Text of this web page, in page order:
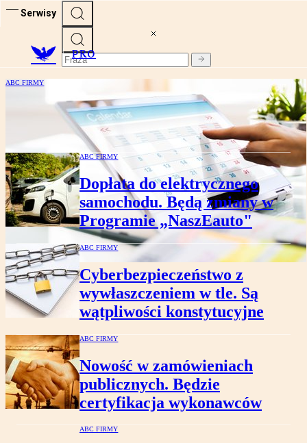
Serwisy
PRO
ABC FIRMY
Jak liczyć przedawnienie roszczeń
wekslowych? Sąd Najwyższy zdecydował
ABC FIRMY
Dopłata do elektrycznego
samochodu. Będą zmiany w
Programie „NaszEauto"
ABC FIRMY
Cyberbezpieczeństwo z
wywłaszczeniem w tle. Są
wątpliwości konstytucyjne
ABC FIRMY
Nowość w zamówieniach
publicznych. Będzie
certyfikacja wykonawców
ABC FIRMY